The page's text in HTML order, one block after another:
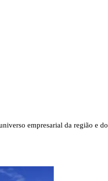
empresarial da região e